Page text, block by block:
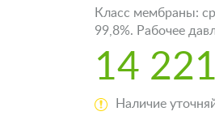
Класс мембраны:
99,8%. Рабочее
14 221
Наличие